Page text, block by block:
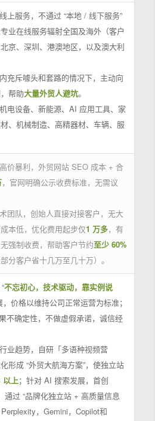
上服务，不通过 “本地 / 线下服务”
业在线服务辐射全国及海外（客户
京、深圳、港澳地区，以及澳大利
充斥噱头和套路的情况下，主动向
帮助大量外贸人避坑。
电设备、新能源、AI 应用工具、家
、机械制造、高精器材、车辆、服
价暴利，外贸网站 SEO 成本 + 合
，官网明确公示收费标准，无需议
团队，创始人直接对接客户，无大
本低，优化费用起步仅1 万多，有
强制收费，帮助客户节约至少 60%
分客户省十几万至几十万）。
不忘初心，技术驱动，靠实例说
价格以维持公司正常运营为标准；
不确定性，不做虚假承诺，诚信经
业趋势，自研「多语种视频营
形成 “外贸大航海方案”，使独立站
以上；针对 AI 搜索发展，首创
通过 “品牌化独立站 + 高质量信息
，Gemini，Copilot和